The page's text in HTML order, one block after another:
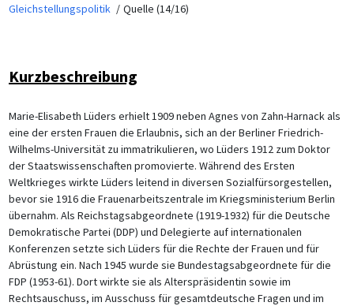
Gleichstellungspolitik
Quelle (14/16)
Kurzbeschreibung
Marie-Elisabeth Lüders erhielt 1909 neben Agnes von Zahn-Harnack als
eine der ersten Frauen die Erlaubnis, sich an der Berliner Friedrich-
Wilhelms-Universität zu immatrikulieren, wo Lüders 1912 zum Doktor
der Staatswissenschaften promovierte. Während des Ersten
Weltkrieges wirkte Lüders leitend in diversen Sozialfürsorgestellen,
bevor sie 1916 die Frauenarbeitszentrale im Kriegsministerium Berlin
übernahm. Als Reichstagsabgeordnete (1919-1932) für die Deutsche
Demokratische Partei (DDP) und Delegierte auf internationalen
Konferenzen setzte sich Lüders für die Rechte der Frauen und für
Abrüstung ein. Nach 1945 wurde sie Bundestagsabgeordnete für die
FDP (1953-61). Dort wirkte sie als Alterspräsidentin sowie im
Rechtsauschuss, im Ausschuss für gesamtdeutsche Fragen und im